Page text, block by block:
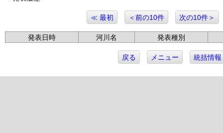
≪ 最初 ＜前の10件 次の10件＞
発表日時 河川名 発表種別
戻る メニュー 統括情報